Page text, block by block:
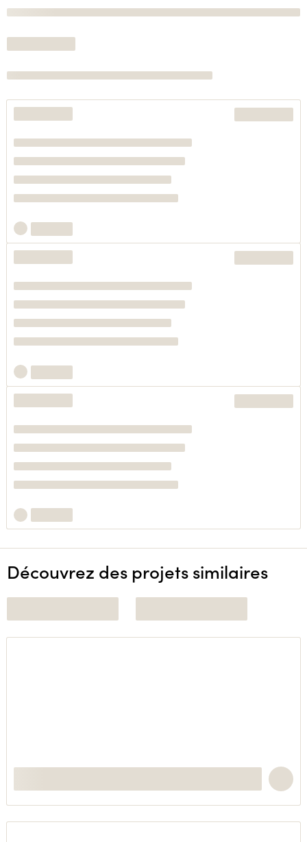
Découvrez des projets similaires